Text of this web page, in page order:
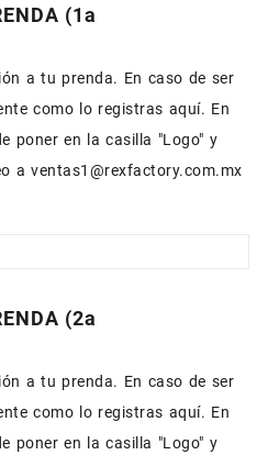
(1a
a tu prenda. En caso de ser
como lo registras aquí. En
poner en la casilla "Logo" y
a ventas1@rexfactory.com.mx
(2a
a tu prenda. En caso de ser
como lo registras aquí. En
poner en la casilla "Logo" y